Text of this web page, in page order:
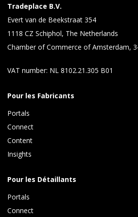
Tradeplace B.V.
Evert van de Beekstraat 354
1118 CZ Schiphol, The Netherlands
Chamber of Commerce of Amsterdam,
VAT number: NL 8102.21.305 B01
Pour les Fabricants
Portals
Connect
Content
Insights
Pour les Détaillants
Portals
Connect